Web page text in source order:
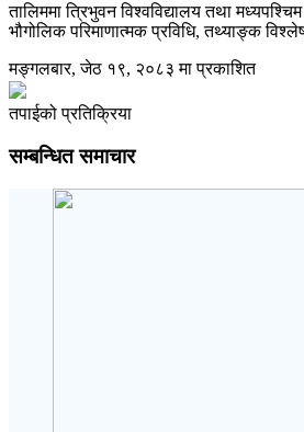
तालिममा त्रिभुवन विश्वविद्यालय तथा
भौगोलिक परिमाणात्मक प्रविधि, तथ्याङ्क
मङ्गलबार, जेठ १९, २०८३ मा प्रकाशित
तपाईको प्रतिक्रिया
सम्बन्धित समाचार